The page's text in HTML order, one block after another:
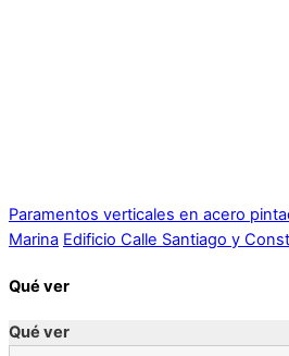
Paramentos verticales en acero
Marina Edificio Calle Santiago y
Qué ver
Qué ver